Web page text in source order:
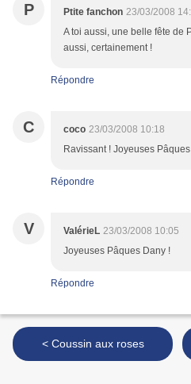
P Ptite fanchon 23/03/2008
A toi aussi, une belle fête de
aussi, certainement !
Répondre
C coco 23/03/2008 10:18
Ravissant ! Joyeuses
Répondre
V ValérieL 23/03/2008 10:05
Joyeuses Pâques Dany !
Répondre
< Coussin aux roses